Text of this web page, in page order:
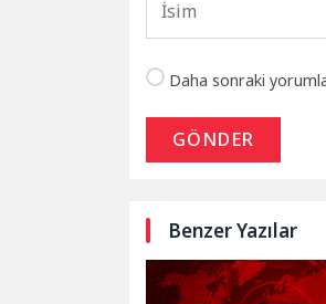
Daha sonraki
GÖNDER
Benzer Yazılar